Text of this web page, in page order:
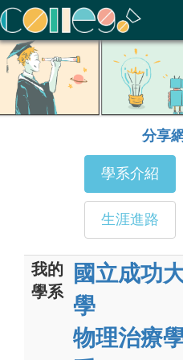
ColleGo! 大學選才與高中育才輔
分享
學系介紹
生涯進路
我的
學系
國立成功
學
物理治療